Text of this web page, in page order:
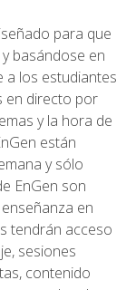
para que
basándose en
a los estudiantes
en directo por
y la hora de
están
y sólo
EnGen son
en
tendrán acceso
sesiones
contenido